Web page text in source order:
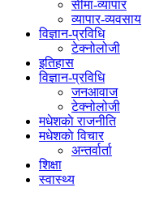
सीमा-व्यापार
व्यापार-व्यवसाय
विज्ञान-प्रविधि
टेक्नोलोजी
इतिहास
विज्ञान-प्रविधि
जनआवाज
टेक्नोलोजी
मधेशकाे राजनीति
मधेशकाे विचार
अन्तर्वार्ता
शिक्षा
स्वास्थ्य